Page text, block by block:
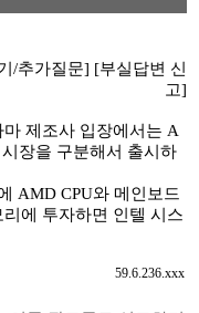
/추가질문] [부실답변 신
고]
제조사 입장에서는 A
장을 구분해서 출시하
AMD CPU와 메인보드
에 투자하면 인텔 시스
59.6.236.xxx